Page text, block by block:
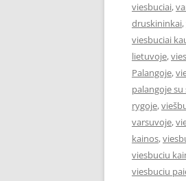
viesbuciai,
druskininkai,
viesbuciai
lietuvoje,
Palangoje,
palangoje su
rygoje,
varsuvoje,
kainos,
viesbuciu
viesbuciu